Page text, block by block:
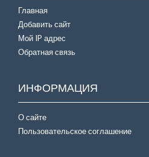
Главная
Добавить сайт
Мой IP адрес
Обратная связь
ИНФОРМАЦИЯ
О сайте
Пользовательское соглашение